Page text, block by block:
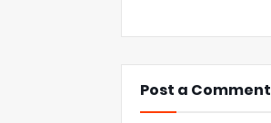
Post a Comment